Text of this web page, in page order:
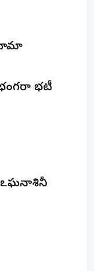
భామా
భటీ